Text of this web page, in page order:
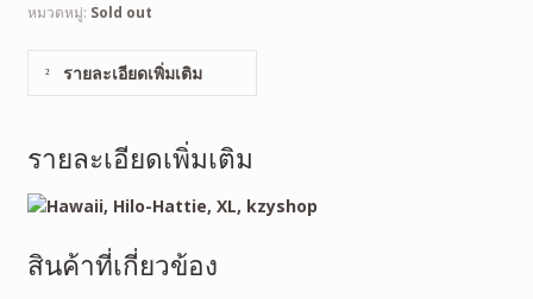
หมวดหมู่: Sold out
รายละเอียดเพิ่มเติม
รายละเอียดเพิ่มเติม
สินค้าที่เกี่ยวข้อง